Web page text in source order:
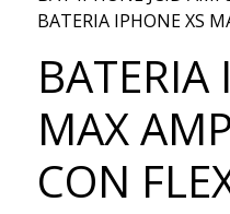
BATERIA IPHONE XS
BATERIA
MAX
CON